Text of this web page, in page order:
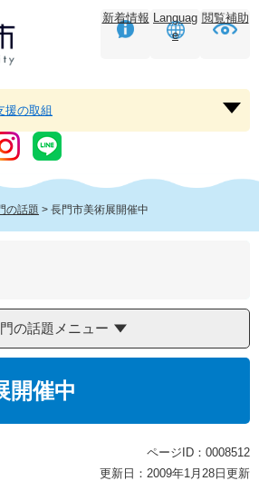
新着情報 Languag
e
閲覧補助
ー
援の取組
の話題 > 長門市美術展開催中
の話題メニュー
開催中
ページID：0008512
更新日：2009年1月28日更新